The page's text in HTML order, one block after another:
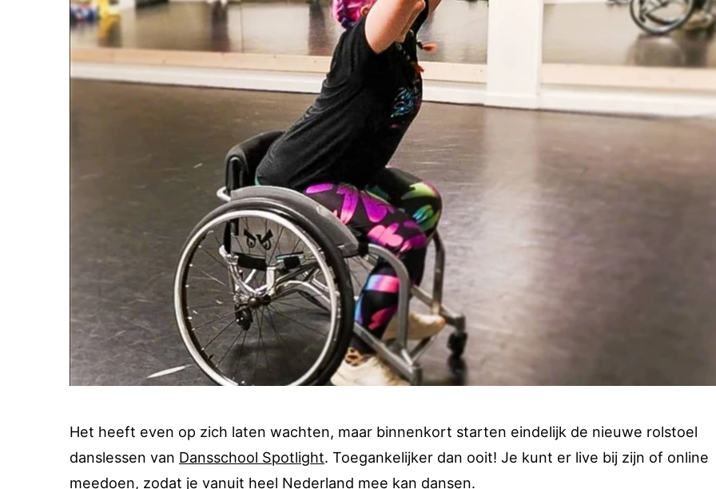
Het heeft even op zich laten wachten, maar binnenkort starten eindelijk de nieuwe rolstoel
danslessen van Dansschool Spotlight. Toegankelijker dan ooit! Je kunt er live bij zijn of online
meedoen, zodat je vanuit heel Nederland mee kan dansen.